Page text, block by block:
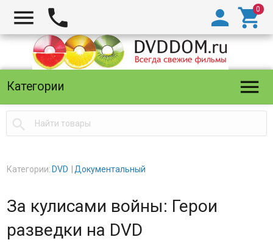
  

Категории 

Категории: DVD Документальный
За кулисами войны: Герои
разведки на DVD